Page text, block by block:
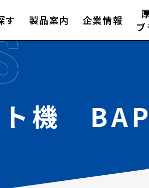
す 製品案内 企業情報
ト機